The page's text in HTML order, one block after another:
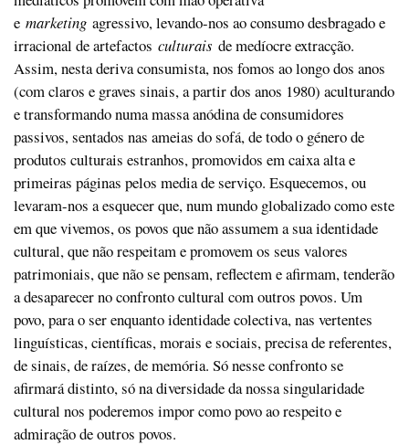
e marketing agressivo, levando-nos ao consumo desbragado e
irracional de artefactos culturais de medíocre extracção.
Assim, nesta deriva consumista, nos fomos ao longo dos anos
(com claros e graves sinais, a partir dos anos 1980) aculturando
e transformando numa massa anódina de consumidores
passivos, sentados nas ameias do sofá, de todo o género de
produtos culturais estranhos, promovidos em caixa alta e
primeiras páginas pelos media de serviço. Esquecemos, ou
levaram-nos a esquecer que, num mundo globalizado como este
em que vivemos, os povos que não assumem a sua identidade
cultural, que não respeitam e promovem os seus valores
patrimoniais, que não se pensam, reflectem e afirmam, tenderão
a desaparecer no confronto cultural com outros povos. Um
povo, para o ser enquanto identidade colectiva, nas vertentes
linguísticas, científicas, morais e sociais, precisa de referentes,
de sinais, de raízes, de memória. Só nesse confronto se
afirmará distinto, só na diversidade da nossa singularidade
cultural nos poderemos impor como povo ao respeito e
admiração de outros povos.